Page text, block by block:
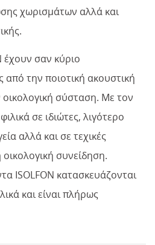
χωρισμάτων αλλά και
έχουν σαν κύριο
από την ποιοτική ακουστική
σύσταση. Με τον
σε ιδιώτες, λιγότερο
αλλά και σε τεχικές
συνείδηση.
ISOLFON κατασκευάζονται
και είναι πλήρως